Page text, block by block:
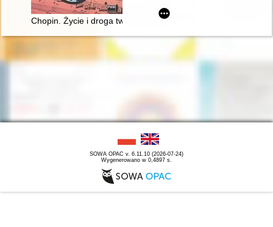
Chopin. Życie i droga twórcza
SOWA OPAC v. 6.11.10 (2026-07-24)
Wygenerowano w 0,4897 s.